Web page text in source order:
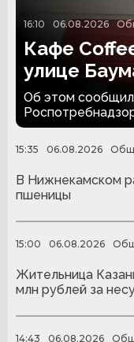
16:10 06.08.2026
Кафе
улице
закрыли на
Об этом
15:35 06.08.2026
В Нижнекамском
пшеницы
15:00 06.08.2026
Жительница
млн рублей за
14:43 06.08.2026